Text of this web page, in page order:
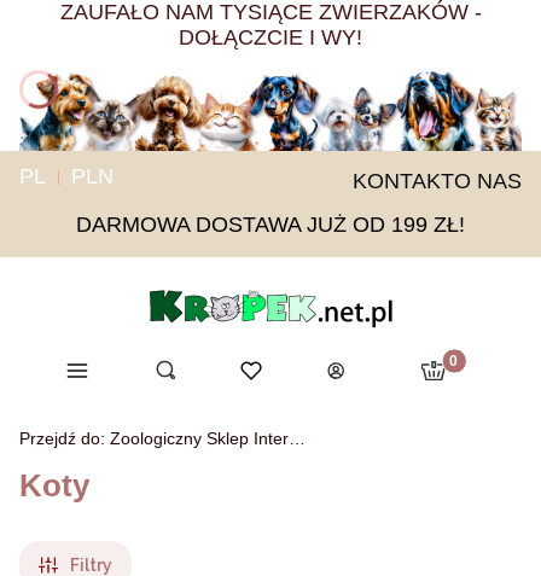
ZAUFAŁO NAM TYSIĄCE ZWIERZAKÓW -
DOŁĄCZCIE I WY!
PL PLN KONTAKTO NAS
DARMOWA DOSTAWA JUŻ OD 199 ZŁ!
Menu Otwórz wyszukiwarkę
Szukaj Ulubione
Zaloguj się
Produkty w
Koszyk
Przejdź do: Zoologiczny Sklep Internetowy KROPEK
Koty
Filtry